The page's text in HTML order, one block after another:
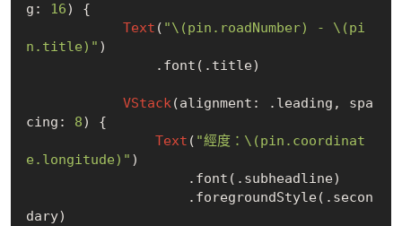
g: 16) {
Text ( "\(pin.roadNumber) - \(pi
n.title)" )
VStack(alignment: .leading, spa
cing: 8) {
Text ( "經度：\(pin.coordinat
e.longitude)" )
dary)